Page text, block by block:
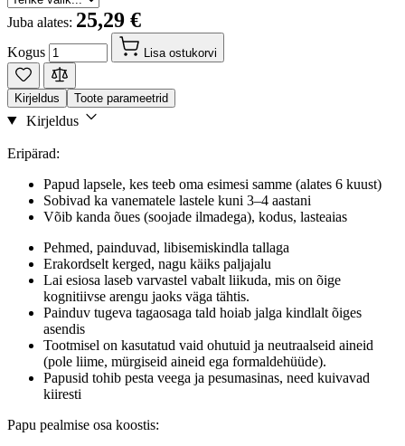
Juba alates: 25,29 €
Kogus Lisa ostukorvi
Kirjeldus Toote parameetrid
Kirjeldus
Eripärad:
Papud lapsele, kes teeb oma esimesi samme (alates 6 kuust)
Sobivad ka vanematele lastele kuni 3–4 aastani
Võib kanda õues (soojade ilmadega), kodus, lasteaias
Pehmed, painduvad, libisemiskindla tallaga
Erakordselt kerged, nagu käiks paljajalu
Lai esiosa laseb varvastel vabalt liikuda, mis on õige
kognitiivse arengu jaoks väga tähtis.
Painduv tugeva tagaosaga tald hoiab jalga kindlalt õiges
asendis
Tootmisel on kasutatud vaid ohutuid ja neutraalseid aineid
(pole liime, mürgiseid aineid ega formaldehüüde).
Papusid tohib pesta veega ja pesumasinas, need kuivavad
kiiresti
Papu pealmise osa koostis: